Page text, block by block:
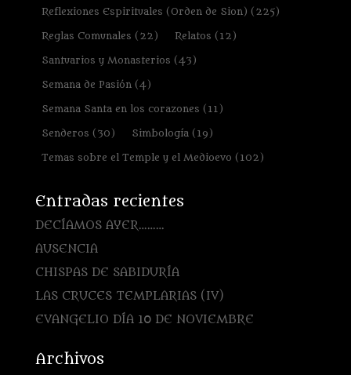
Reflexiones Espirituales (Orden de Sion) (225)
Reglas Comunales (22) Relatos (12)
Santuarios y Monasterios (43)
Semana de Pasión (4)
Semana Santa en los corazones (11)
Senderos (30) Simbología (19)
Temas sobre el Temple y el Medioevo (102)
Entradas recientes
DECÍAMOS AYER………
AUSENCIA
CHISPAS DE SABIDURÍA
LAS CRUCES TEMPLARIAS (IV)
EVANGELIO DÍA 10 DE NOVIEMBRE
Archivos